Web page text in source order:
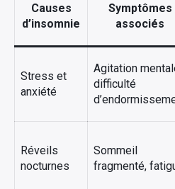
Causes
d’insomnie
Symptômes
associés
Stress et
anxiété
Agitation
difficulté
Réveils
nocturnes
Sommeil
fragmenté,